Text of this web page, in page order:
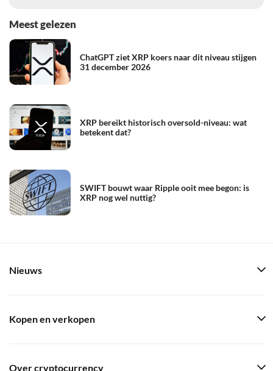
Meest gelezen
ChatGPT ziet XRP koers naar dit niveau stijgen
31 december 2026
XRP bereikt historisch oversold-niveau: wat
betekent dat?
SWIFT bouwt waar Ripple ooit mee begon: is
XRP nog wel nuttig?
Nieuws
Kopen en verkopen
Over cryptocurrency